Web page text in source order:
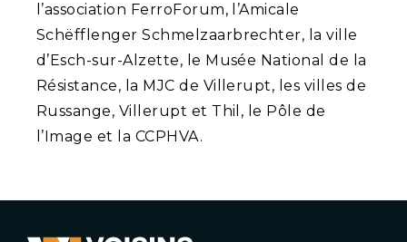
l’association FerroForum, l’Amicale
Schëfflenger Schmelzaarbrechter, la ville
d’Esch-sur-Alzette, le Musée National de la
Résistance, la MJC de Villerupt, les villes de
Russange, Villerupt et Thil, le Pôle de
l’Image et la CCPHVA.